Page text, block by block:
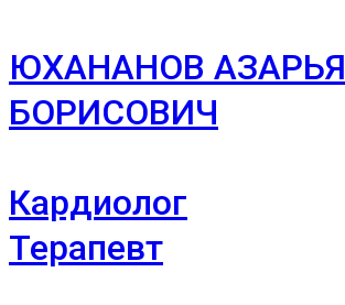
ЮХАНАНОВ АЗАРЬЯ
БОРИСОВИЧ
Кардиолог
Терапевт